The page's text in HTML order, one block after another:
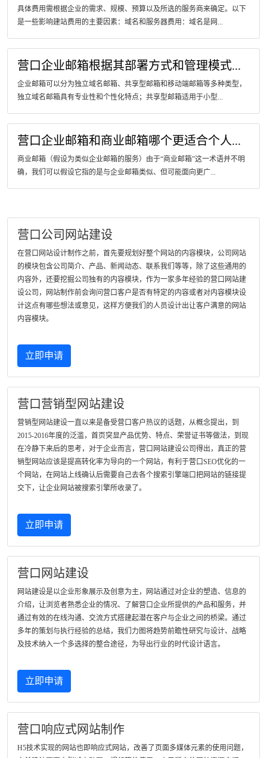
具体费用需根据企业的需求、规模、预算以及所选的服务商来确定。以下
是一些影响建站费用的主要因素：域名和服务器费用：域名是网...
营口企业邮箱根据其部署方式和管理模式...
企业邮箱可以分为独立域名邮箱、共享型邮箱和移动端邮箱等多种类型，
独立域名邮箱具有专业性和个性化特点；共享型邮箱适用于小型...
营口企业邮箱和商业邮箱哪个更适合个人...
商业邮箱（假设为类似企业邮箱的服务）由于“商业邮箱”这一术语并不明
确，我们可以假设它指的是与企业邮箱类似、但可能面向更广...
营口公司网站建设
在营口网站设计制作之前，首先要规划好整个网站的内容模块，公司网站
的模块包含公司简介、产品、新闻动态、联系我们等等，除了这些通用的
内容外，还要挖掘公司独有的内容模块，作为一家多年经验的营口网站建
设公司，网站制作前会询问营口客户是否有特定的内容或者对内容模块设
计这点有哪些想法或意见，这样方便我们的人员设计出让客户满意的网站
内容模块。
立即申请
营口营销型网站建设
营销型网站建设一直以来是备受营口客户热议的话题，从概念提出，到
2015-2016年度的泛滥，首页突显产品优势、特点、荣誉证书等做法，到现
在冷静下来后的思考，对于企业而言，营口网站建设公司得出，真正的营
销型网站应该是提高转化率为导向的一个网站，有利于营口SEO优化的一
个网站，在网站上线确认后需要自己去各个搜索引擎端口把网站的链接提
交下，让企业网站被搜索引擎所收录了。
立即申请
营口网站建设
网站建设是以企业形象展示及创意为主，网站通过对企业的塑造、信息的
介绍，让浏览者熟悉企业的情况、了解营口企业所提供的产品和服务，并
通过有效的在线沟通、交流方式搭建起潜在客户与企业之间的桥梁。通过
多年的策划与执行经验的总结，我们力图将趋势前瞻性研究与设计、战略
及技术纳入一个多选择的整合途径，为导出行业的时代设计语言。
立即申请
营口响应式网站制作
H5技术实现的网站也即响应式网站，改善了页面多媒体元素的使用问题，